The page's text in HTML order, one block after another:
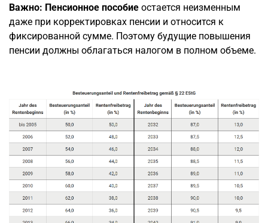
Важно: Пенсионное пособие остается неизменным
даже при корректировках пенсии и относится к
фиксированной сумме. Поэтому будущие повышения
пенсии должны облагаться налогом в полном объеме.